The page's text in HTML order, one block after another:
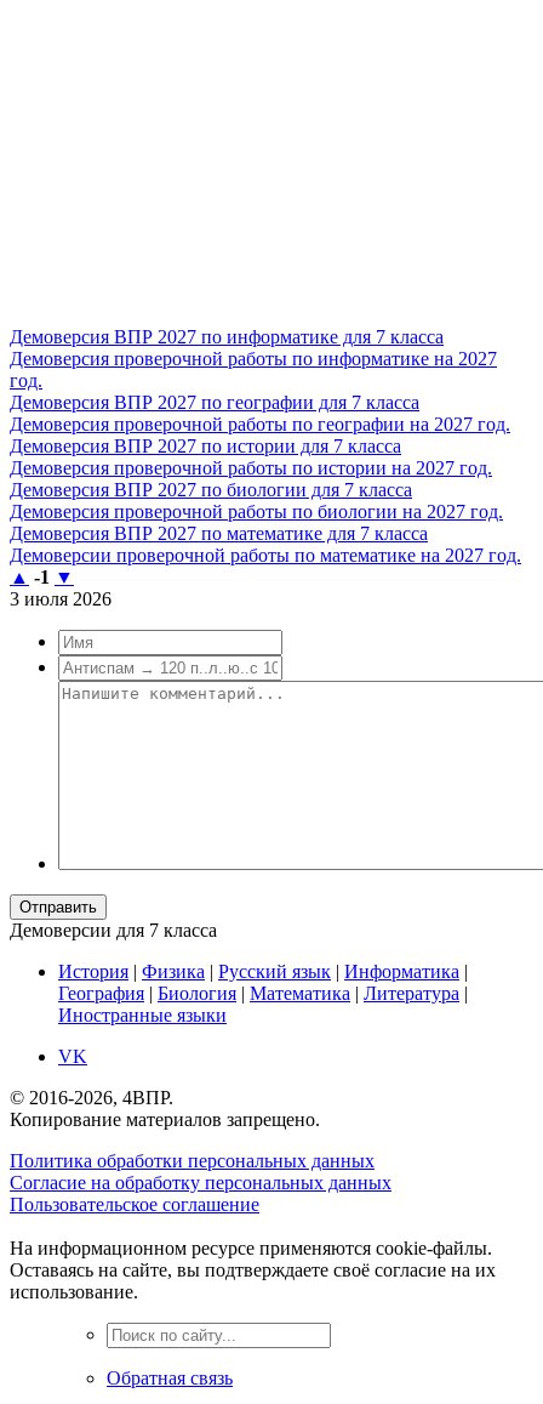
Демоверсия ВПР 2027 по информатике для 7 класса
Демоверсия проверочной работы по информатике на 2027
год.
Демоверсия ВПР 2027 по географии для 7 класса
Демоверсия проверочной работы по географии на 2027 год.
Демоверсия ВПР 2027 по истории для 7 класса
Демоверсия проверочной работы по истории на 2027 год.
Демоверсия ВПР 2027 по биологии для 7 класса
Демоверсия проверочной работы по биологии на 2027 год.
Демоверсия ВПР 2027 по математике для 7 класса
Демоверсии проверочной работы по математике на 2027 год.
▲ -1 ▼
3 июля 2026
Отправить
Демоверсии для 7 класса
История | Физика | Русский язык | Информатика |
География | Биология | Математика | Литература |
Иностранные языки
VK
© 2016-2026, 4ВПР.
Копирование материалов запрещено.
Политика обработки персональных данных
Согласие на обработку персональных данных
Пользовательское соглашение
На информационном ресурсе применяются cookie-файлы.
Оставаясь на сайте, вы подтверждаете своё согласие на их
использование.
Обратная связь